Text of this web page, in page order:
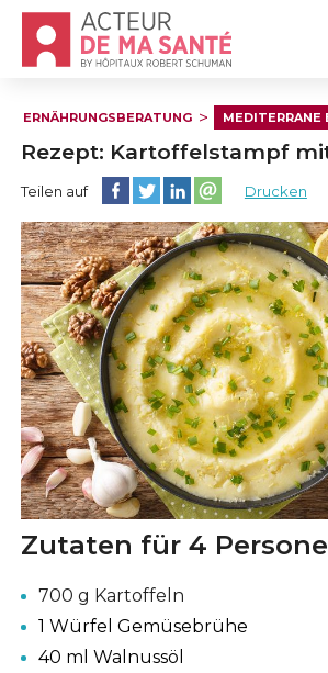
Accueil - Acteur de ma santé, by
ERNÄHRUNGSBERATUNG MEDITERRANE
Rezept: Kartoffelstampf
Teilen auf Diese Seite auf Facebook teilen
Diese Seite auf Twitter teilen
Diese Seite auf
Partager cette
Drucken
Zutaten für 4
700 g Kartoffeln
1 Würfel Gemüsebrühe
40 ml Walnussöl